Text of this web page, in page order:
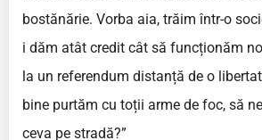
bostănărie. Vorba aia, trăim într-o
i dăm atât credit cât să funcționăm
la un referendum distanță de o
bine purtăm cu toții arme de foc, să
ceva pe stradă?”